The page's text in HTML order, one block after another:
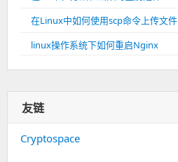
在Linux中如何使用scp命令上传文件
linux操作系统下如何重启Nginx
友链
Cryptospace